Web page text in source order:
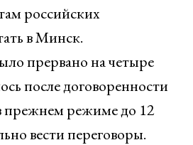
российских
в Минск.
прервано на четыре
после договоренности
прежнем режиме до 12
вести переговоры.